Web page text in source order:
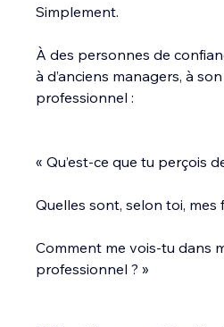
Simplement.
À des personnes de
à d’anciens managers, à
professionnel :
« Qu’est-ce que tu perçois
Quelles sont, selon toi, mes
Comment me vois-tu dans
professionnel ? »